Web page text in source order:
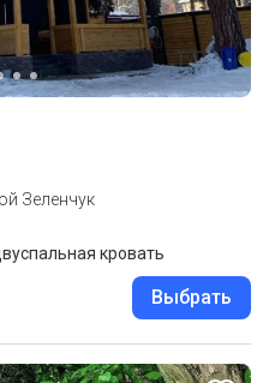
Зеленчук
кровать
Выбрать